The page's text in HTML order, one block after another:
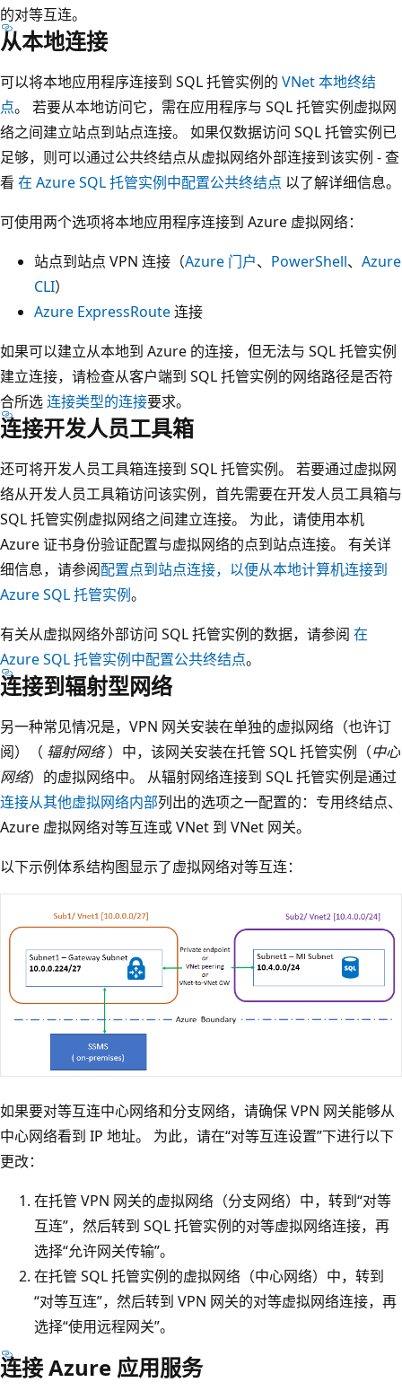
的对等互连。
从本地连接
可以将本地应用程序连接到 SQL 托管实例的 VNet 本地终结
点。 若要从本地访问它，需在应用程序与 SQL 托管实例虚拟网
络之间建立站点到站点连接。 如果仅数据访问 SQL 托管实例已
足够，则可以通过公共终结点从虚拟网络外部连接到该实例 - 查
看 在 Azure SQL 托管实例中配置公共终结点 以了解详细信息。
可使用两个选项将本地应用程序连接到 Azure 虚拟网络：
站点到站点 VPN 连接（Azure 门户、 PowerShell、 Azure
CLI）
Azure ExpressRoute连接
如果可以建立从本地到 Azure 的连接，但无法与 SQL 托管实例
建立连接，请检查从客户端到 SQL 托管实例的网络路径是否符
合所选连接类型的连接要求。
连接开发人员工具箱
还可将开发人员工具箱连接到 SQL 托管实例。 若要通过虚拟网
络从开发人员工具箱访问该实例，首先需要在开发人员工具箱与
SQL 托管实例虚拟网络之间建立连接。 为此，请使用本机
Azure 证书身份验证配置与虚拟网络的点到站点连接。 有关详
细信息，请参阅配置点到站点连接，以便从本地计算机连接到
Azure SQL 托管实例。
有关从虚拟网络外部访问 SQL 托管实例的数据，请参阅 在
Azure SQL 托管实例中配置公共终结点。
连接到辐射型网络
另一种常见情况是，VPN 网关安装在单独的虚拟网络（也许订
阅）（ 辐射网络）中，该网关安装在托管 SQL 托管实例（中心
网络）的虚拟网络中。 从辐射网络连接到 SQL 托管实例是通过
连接从其他虚拟网络内部列出的选项之一配置的：专用终结点、
Azure 虚拟网络对等互连或 VNet 到 VNet 网关。
以下示例体系结构图显示了虚拟网络对等互连：
如果要对等互连中心网络和分支网络，请确保 VPN 网关能够从
中心网络看到 IP 地址。 为此，请在“对等互连设置”下进行以下
更改：
在托管 VPN 网关的虚拟网络（分支网络）中，转到“对等
互连”，然后转到 SQL 托管实例的对等虚拟网络连接，再
选择“允许网关传输”。
在托管 SQL 托管实例的虚拟网络（中心网络）中，转到
“对等互连”，然后转到 VPN 网关的对等虚拟网络连接，再
选择“使用远程网关”。
连接 Azure 应用服务